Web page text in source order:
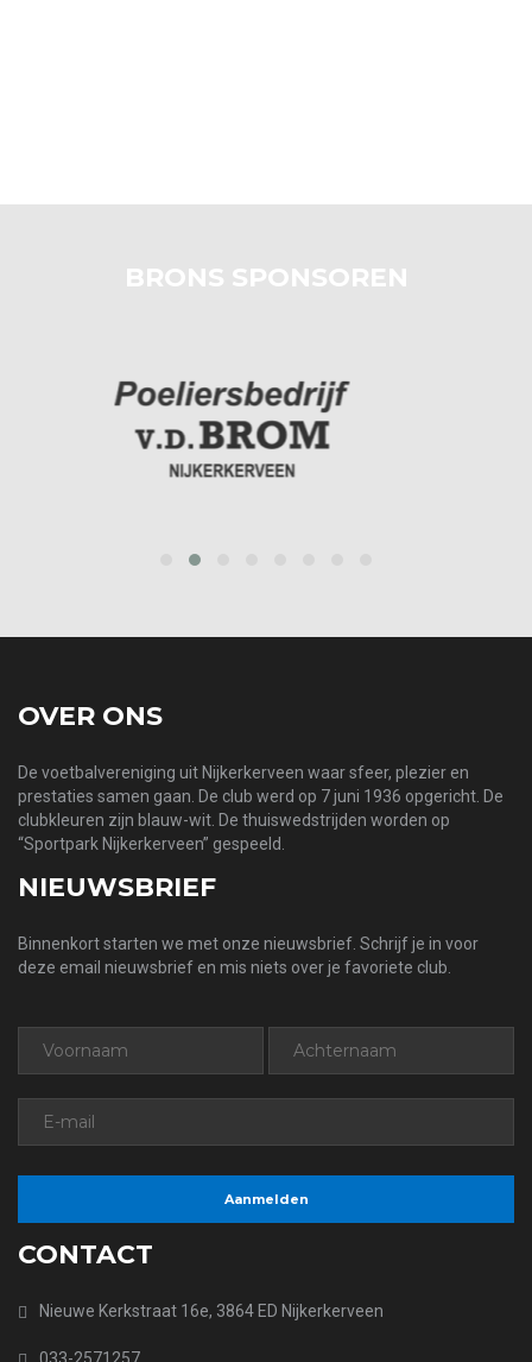
BRONS SPONSOREN
OVER ONS
De voetbalvereniging uit Nijkerkerveen waar sfeer, plezier en
prestaties samen gaan. De club werd op 7 juni 1936 opgericht. De
clubkleuren zijn blauw-wit. De thuiswedstrijden worden op
“Sportpark Nijkerkerveen” gespeeld.
NIEUWSBRIEF
Binnenkort starten we met onze nieuwsbrief. Schrijf je in voor
deze email nieuwsbrief en mis niets over je favoriete club.
CONTACT
Nieuwe Kerkstraat 16e, 3864 ED Nijkerkerveen